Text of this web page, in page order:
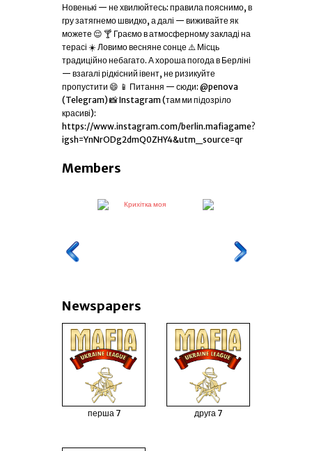
Новенькі — не хвилюйтесь: правила пояснимо, в
гру затягнемо швидко, а далі — виживайте як
можете 😌 🍸 Граємо в атмосферному закладі на
терасі ☀️ Ловимо весняне сонце ⚠️ Місць
традиційно небагато. А хороша погода в Берліні
— взагалі рідкісний івент, не ризикуйте
пропустити 😄 📱 Питання — сюди: @penova
(Telegram) 📸 Instagram (там ми підозріло
красиві):
https://www.instagram.com/berlin.mafiagame?
igsh=YnNrODg2dmQ0ZHY4&utm_source=qr
Members
Крихітка моя
Newspapers
перша 7 друга 7